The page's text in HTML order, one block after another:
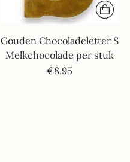
Gouden Chocoladeletter S
Melkchocolade per stuk
€8.95